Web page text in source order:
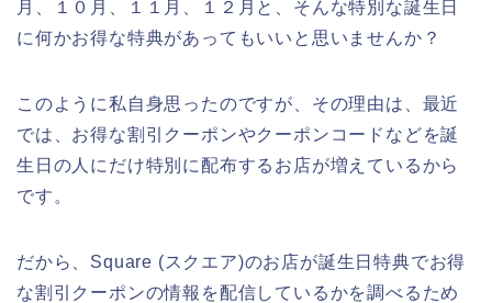
月、１０月、１１月、１２月と、そんな特別な誕生日
に何かお得な特典があってもいいと思いませんか？
このように私自身思ったのですが、その理由は、最近
では、お得な割引クーポンやクーポンコードなどを誕
生日の人にだけ特別に配布するお店が増えているから
です。
だから、Square (スクエア)のお店が誕生日特典でお得
な割引クーポンの情報を配信しているかを調べるため